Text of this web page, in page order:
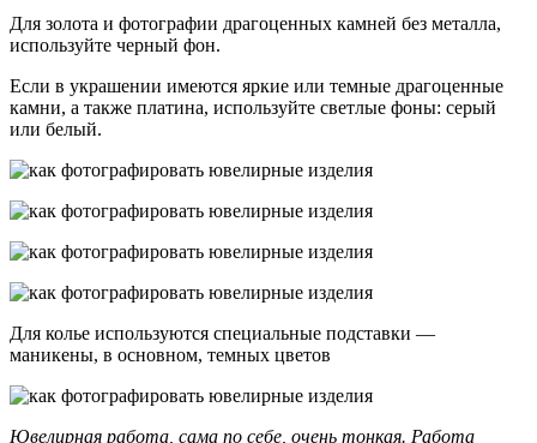
Для золота и фотографии драгоценных камней без металла,
используйте черный фон.
Если в украшении имеются яркие или темные драгоценные
камни, а также платина, используйте светлые фоны: серый
или белый.
Для колье используются специальные подставки —
маникены, в основном, темных цветов
Ювелирная работа, сама по себе, очень тонкая. Работа